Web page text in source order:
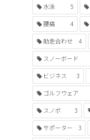
水泳 5
腰痛 4
助走合わせ 4
スノーボード
ビジネス 3
ゴルフウェア
スノボ 3
サポーター 3